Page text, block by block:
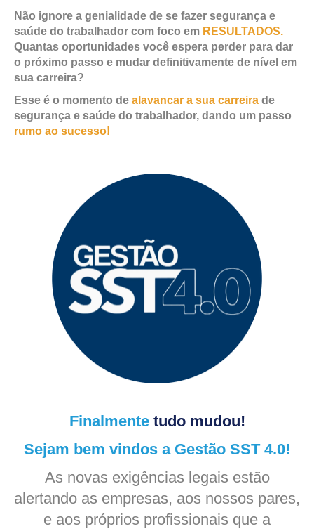
Não ignore a genialidade de se fazer segurança e
saúde do trabalhador com foco em RESULTADOS.
Quantas oportunidades você espera perder para dar
o próximo passo e mudar definitivamente de nível em
sua carreira?
Esse é o momento de alavancar a sua carreira de
segurança e saúde do trabalhador, dando um passo
rumo ao sucesso!
Finalmente tudo mudou!
Sejam bem vindos a Gestão SST 4.0!
As novas exigências legais estão
alertando as empresas, aos nossos pares,
e aos próprios profissionais que a